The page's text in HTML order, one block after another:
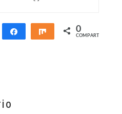
Compartir Compartir
0
COMPARTIR